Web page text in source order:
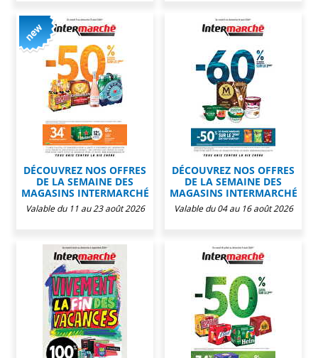
DÉCOUVREZ NOS OFFRES
DE LA SEMAINE DES
MAGASINS INTERMARCHÉ
Valable du 11 au 23 août 2026
DÉCOUVREZ NOS OFFRES
DE LA SEMAINE DES
MAGASINS INTERMARCHÉ
Valable du 04 au 16 août 2026